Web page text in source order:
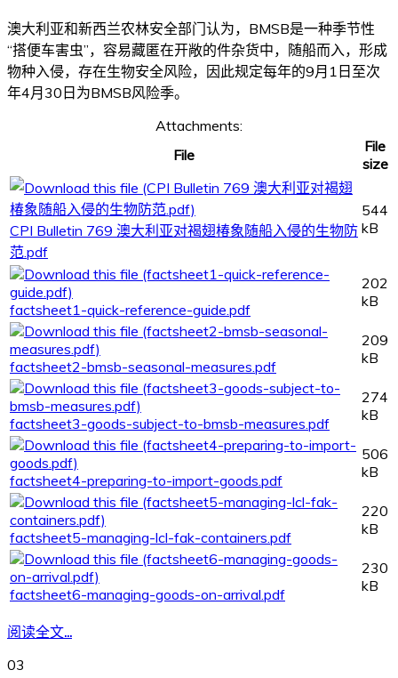
澳大利亚和新西兰农林安全部门认为，BMSB是一种季节性
“搭便车害虫”，容易藏匿在开敞的件杂货中，随船而入，形成
物种入侵，存在生物安全风险，因此规定每年的9月1日至次
年4月30日为BMSB风险季。
Attachments:
File
File
size
CPI Bulletin 769 澳大利亚对褐翅椿象随船入侵的生物防
范.pdf
544
kB
factsheet1-quick-reference-guide.pdf
202
kB
factsheet2-bmsb-seasonal-measures.pdf
209
kB
factsheet3-goods-subject-to-bmsb-measures.pdf
274
kB
factsheet4-preparing-to-import-goods.pdf
506
kB
factsheet5-managing-lcl-fak-containers.pdf
220
kB
factsheet6-managing-goods-on-arrival.pdf
230
kB
阅读全文...
03